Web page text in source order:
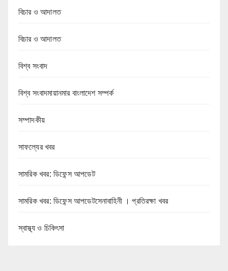
বিচার ও আদালত
বিচার ও আদালত
বিশ্ব সংবাদ
বিশ্ব সংবাদমায়ানমার বাংলাদেশ সম্পর্ক
সম্পাদকীয়
সাফল্যের খবর
সামরিক খবর: ডিফেন্স আপডেট
সামরিক খবর: ডিফেন্স আপডেটসেনাবাহিনী । প্রতিরক্ষা খবর
স্বাস্থ্য ও চিকিৎসা